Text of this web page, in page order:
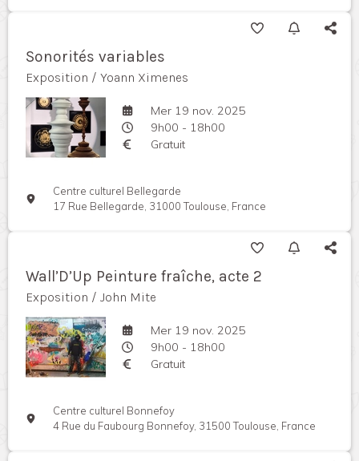
Sonorités variables
Exposition / Yoann Ximenes
Mer 19 nov. 2025
9h00 - 18h00
Gratuit
Centre culturel Bellegarde
17 Rue Bellegarde, 31000 Toulouse, France
Wall’D’Up Peinture fraîche, acte 2
Exposition / John Mite
Mer 19 nov. 2025
9h00 - 18h00
Gratuit
Centre culturel Bonnefoy
4 Rue du Faubourg Bonnefoy, 31500 Toulouse, France